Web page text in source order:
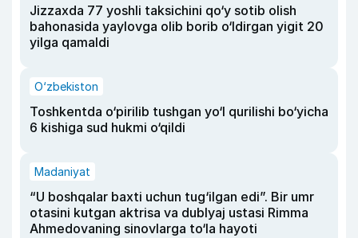
Jizzaxda 77 yoshli taksichini qo‘y sotib olish
bahonasida yaylovga olib borib o‘ldirgan yigit 20
yilga qamaldi
O‘zbekiston
Toshkentda o‘pirilib tushgan yo‘l qurilishi bo‘yicha
6 kishiga sud hukmi o‘qildi
Madaniyat
“U boshqalar baxti uchun tug‘ilgan edi”. Bir umr
otasini kutgan aktrisa va dublyaj ustasi Rimma
Ahmedovaning sinovlarga to‘la hayoti